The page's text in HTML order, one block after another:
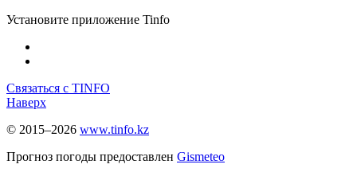
Установите приложение Tinfo
Связаться с TINFO
Наверх
© 2015–2026 www.tinfo.kz
Прогноз погоды предоставлен Gismeteo